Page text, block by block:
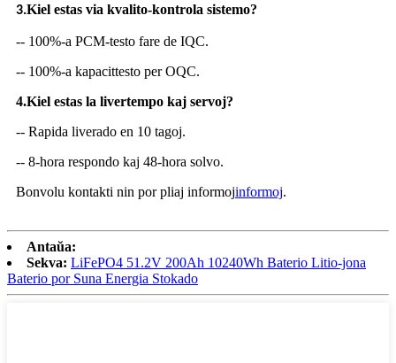
3.Kiel estas via kvalito-kontrola sistemo?
-- 100%-a PCM-testo fare de IQC.
-- 100%-a kapacittesto per OQC.
4.Kiel estas la livertempo kaj servoj?
-- Rapida liverado en 10 tagoj.
-- 8-hora respondo kaj 48-hora solvo.
Bonvolu kontakti nin por pliaj informojinformoj.
Antaŭa:
Sekva: LiFePO4 51.2V 200Ah 10240Wh Baterio Litio-jona
Baterio por Suna Energia Stokado